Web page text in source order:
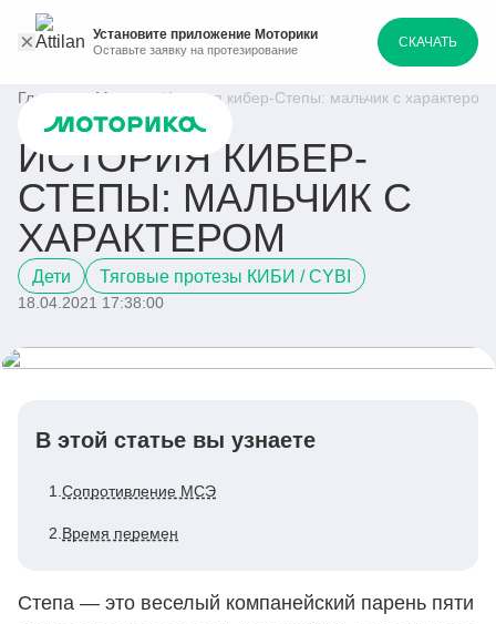
Установите приложение Моторики
Оставьте заявку на протезирование СКАЧАТЬ
Главная Медиа История кибер-Степы: мальчик с характером
ИСТОРИЯ КИБЕР-
СТЕПЫ: МАЛЬЧИК С
ХАРАКТЕРОМ
Дети Тяговые протезы КИБИ / CYBI
18.04.2021 17:38:00
В этой статье вы узнаете
1. Сопротивление МСЭ
2. Время перемен
Степа — это веселый компанейский парень пяти